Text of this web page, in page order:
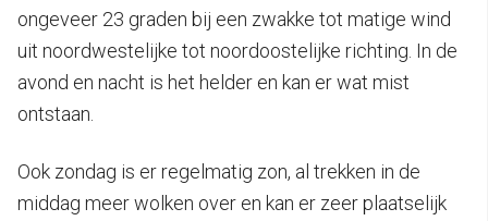
ongeveer 23 graden bij een zwakke tot matige wind
uit noordwestelijke tot noordoostelijke richting. In de
avond en nacht is het helder en kan er wat mist
ontstaan.
Ook zondag is er regelmatig zon, al trekken in de
middag meer wolken over en kan er zeer plaatselijk